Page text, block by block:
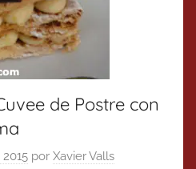
de Postre con
por Xavier Valls